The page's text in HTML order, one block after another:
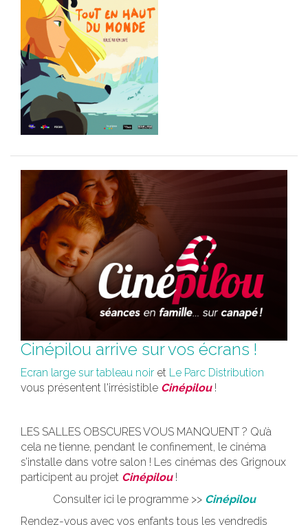
Cinépilou arrive sur vos écrans !
Ecran large sur tableau noir et Le Parc Distribution
vous présentent l'irrésistible Cinépilou !
LES SALLES OBSCURES VOUS MANQUENT ? Qu’à
cela ne tienne, pendant le confinement, le cinéma
s’installe dans votre salon ! Les cinémas des Grignoux
participent au projet Cinépilou !
Consulter ici le programme >> Cinépilou
Rendez-vous avec vos enfants tous les vendredis